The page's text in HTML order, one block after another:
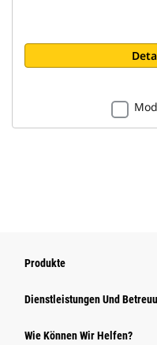
Produkte
Dienstleistungen Und
Wie Können Wir Helfen?